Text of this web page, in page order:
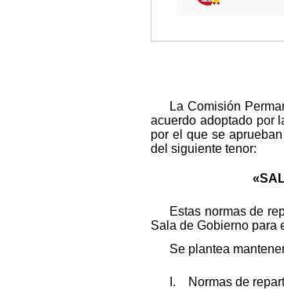
La Comisión
acuerdo adoptado por
por el que se
del siguiente tenor:
Estas normas de
Sala de Gobierno para
Se plantea
I. Normas de